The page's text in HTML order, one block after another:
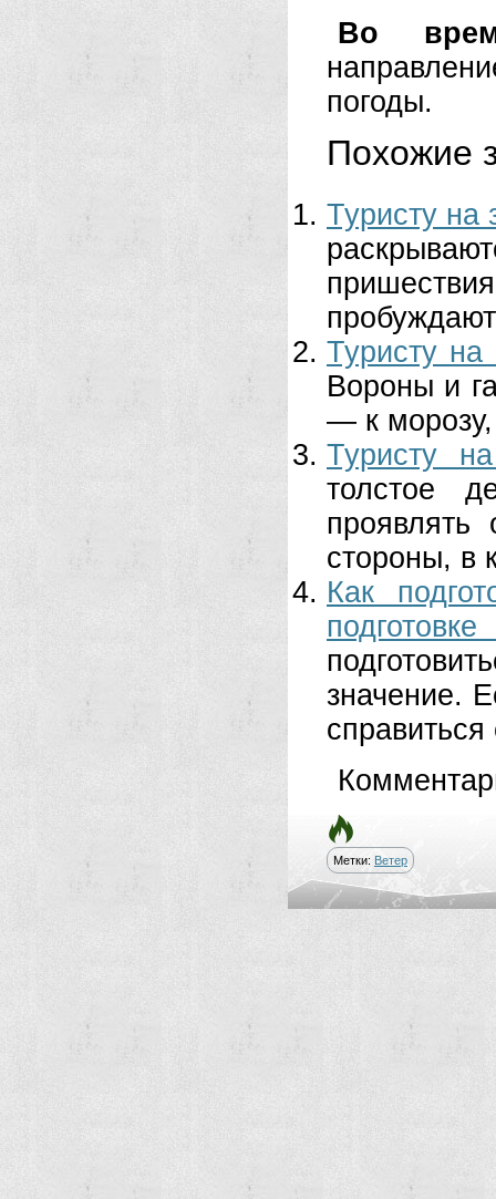
Во
погоды.
Похожие
Туристу на
Туристу
Вороны и
— к морозу,
Туристу
толстое
проявлять
стороны, в
Как
значение.
справиться
Метки: Ветер